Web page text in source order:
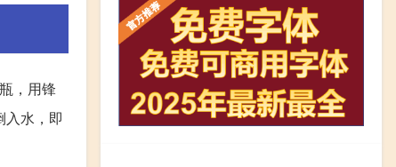
，用锋
水，即